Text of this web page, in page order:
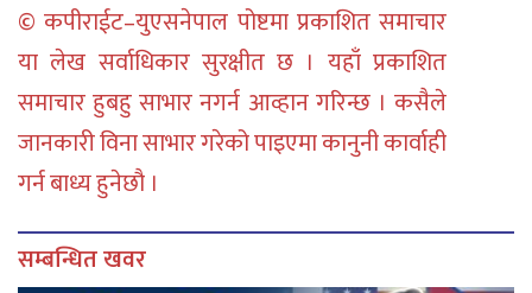
© कपीराईट–युएसनेपाल पोष्टमा प्रकाशित समाचार
या लेख सर्वाधिकार सुरक्षीत छ । यहाँ प्रकाशित
समाचार हुबहु साभार नगर्न आव्हान गरिन्छ । कसैले
जानकारी विना साभार गरेको पाइएमा कानुनी कार्वाही
गर्न बाध्य हुनेछौ ।
सम्बन्धित खवर